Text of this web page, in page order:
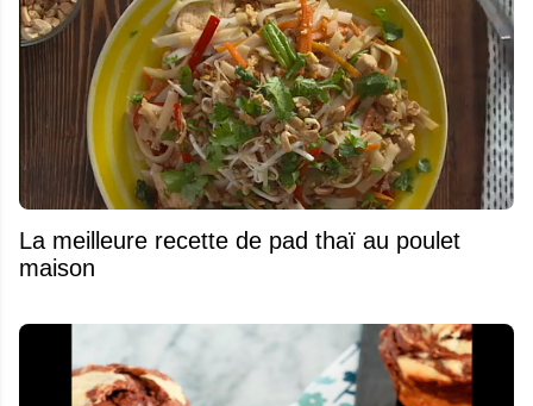
La meilleure recette de pad thaï au poulet
maison